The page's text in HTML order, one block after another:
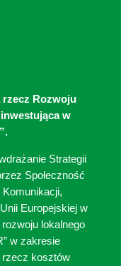
rzecz Rozwoju
w
Strategii
Społeczność
Europejskiej w
rozwoju lokalnego
w zakresie
rzecz kosztów